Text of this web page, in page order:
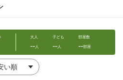
大人
--人
子ども
--人
部屋数
--部屋